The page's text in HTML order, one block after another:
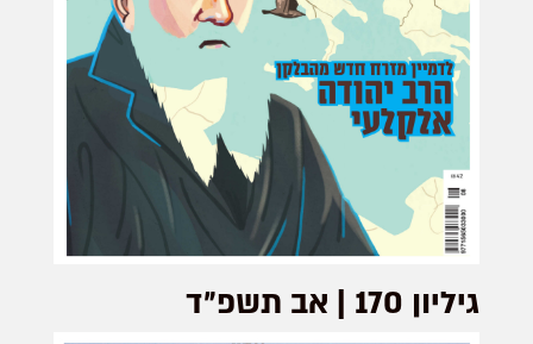
גיליון 170 | אב תשפ״ד